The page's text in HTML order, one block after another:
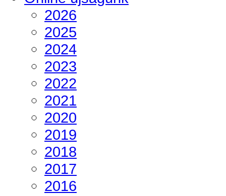
2026
2025
2024
2023
2022
2021
2020
2019
2018
2017
2016